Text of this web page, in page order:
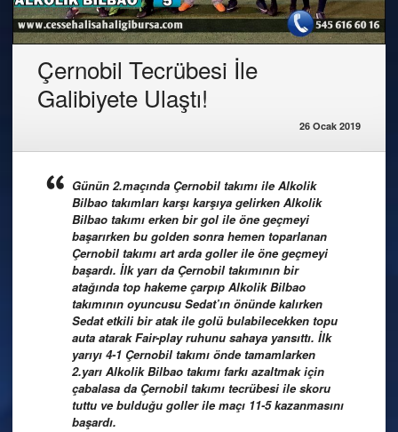
Çernobil Tecrübesi İle
Galibiyete Ulaştı!
26 Ocak 2019
Günün 2.maçında Çernobil takımı ile Alkolik
Bilbao takımları karşı karşıya gelirken Alkolik
Bilbao takımı erken bir gol ile öne geçmeyi
başarırken bu golden sonra hemen toparlanan
Çernobil takımı art arda goller ile öne geçmeyi
başardı. İlk yarı da Çernobil takımının bir
atağında top hakeme çarpıp Alkolik Bilbao
takımının oyuncusu Sedat’ın önünde kalırken
Sedat etkili bir atak ile golü bulabilecekken topu
auta atarak Fair-play ruhunu sahaya yansıttı. İlk
yarıyı 4-1 Çernobil takımı önde tamamlarken
2.yarı Alkolik Bilbao takımı farkı azaltmak için
çabalasa da Çernobil takımı tecrübesi ile skoru
tuttu ve bulduğu goller ile maçı 11-5 kazanmasını
başardı.